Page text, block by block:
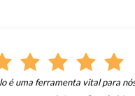
é uma ferramenta vital para